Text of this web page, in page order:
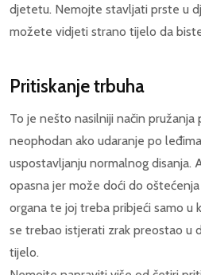
djetetu. Nemojte stavljati prste u
možete vidjeti strano tijelo da
Pritiskanje trbuha
To je nešto nasilniji način pružanja
neophodan ako udaranje po
uspostavljanju normalnog disanja.
opasna jer može doći do
organa te joj treba pribjeći samo u
se trebao istjerati zrak preostao u
tijelo.